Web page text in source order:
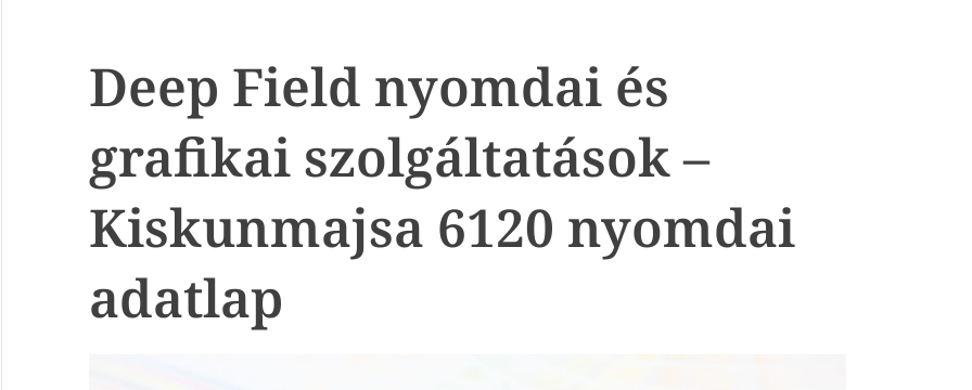
Deep Field nyomdai és
grafikai szolgáltatások –
Kiskunmajsa 6120 nyomdai
adatlap